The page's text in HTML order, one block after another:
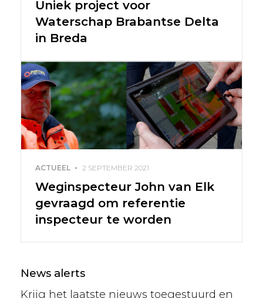
Uniek project voor
Waterschap Brabantse Delta
in Breda
ACTUEEL 2 SEPTEMBER 2021
Weginspecteur John van Elk
gevraagd om referentie
inspecteur te worden
News alerts
Krijg het laatste nieuws toegestuurd en